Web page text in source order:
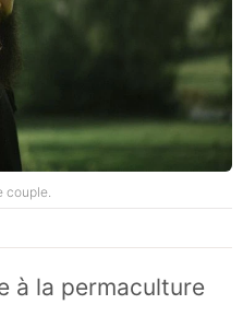
couple.
à la permaculture